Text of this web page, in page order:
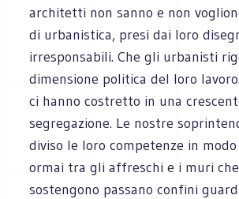
architetti non sanno e non
di urbanistica, presi dai loro
irresponsabili. Che gli urbanisti
dimensione politica del loro
ci hanno costretto in una
segregazione. Le nostre
diviso le loro competenze in
ormai tra gli affreschi e i muri
sostengono passano confini